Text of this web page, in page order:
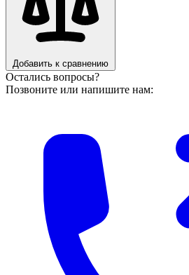
Добавить к сравнению
Остались вопросы?
Позвоните или напишите нам: